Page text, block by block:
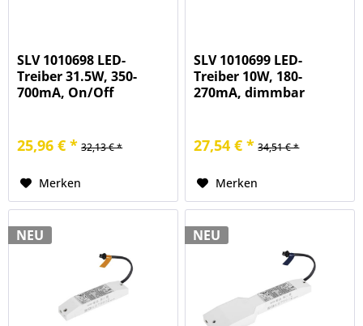
SLV 1010698 LED-
Treiber 31.5W, 350-
700mA, On/Off
25,96 € * 32,13 € *
Merken
SLV 1010699 LED-
Treiber 10W, 180-
270mA, dimmbar
27,54 € * 34,51 € *
Merken
NEU NEU